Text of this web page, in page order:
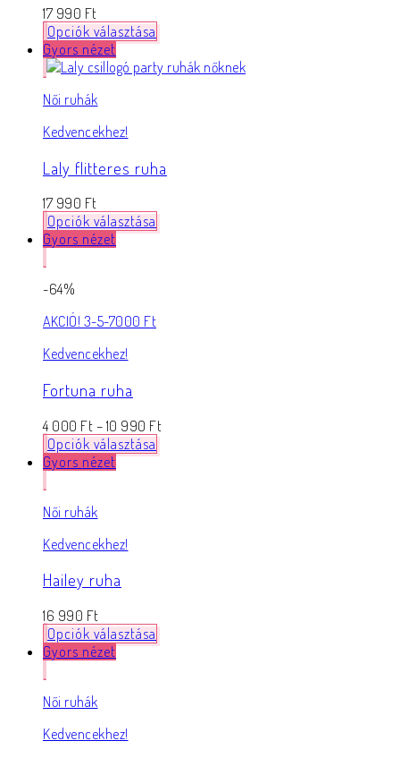
17 990 Ft
Opciók választása
Gyors nézet
Női ruhák
Kedvencekhez!
Laly flitteres ruha
17 990 Ft
Opciók választása
Gyors nézet
-64%
AKCIÓ! 3-5-7000 Ft
Kedvencekhez!
Fortuna ruha
4 000 Ft – 10 990 Ft
Opciók választása
Gyors nézet
Női ruhák
Kedvencekhez!
Hailey ruha
16 990 Ft
Opciók választása
Gyors nézet
Női ruhák
Kedvencekhez!